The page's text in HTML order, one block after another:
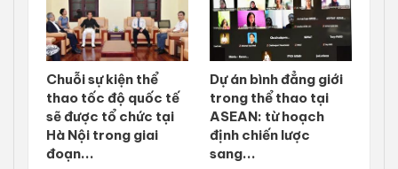
Chuỗi sự kiện thể
thao tốc độ quốc tế
sẽ được tổ chức tại
Hà Nội trong giai
đoạn...
Dự án bình đẳng giới
trong thể thao tại
ASEAN: từ hoạch
định chiến lược
sang...